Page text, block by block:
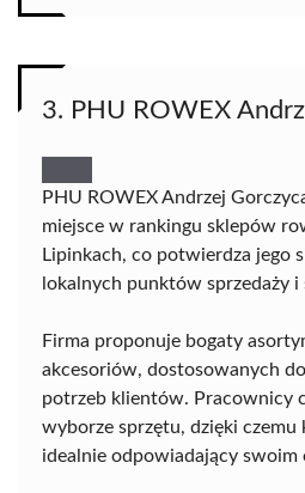
3. PHU ROWEX
PHU ROWEX Andrzej
miejsce w rankingu sklepów
Lipinkach, co potwierdza jego
lokalnych punktów sprzedaży i
Firma proponuje bogaty
akcesoriów, dostosowanych
potrzeb klientów. Pracownicy
wyborze sprzętu, dzięki czemu
idealnie odpowiadający swoim